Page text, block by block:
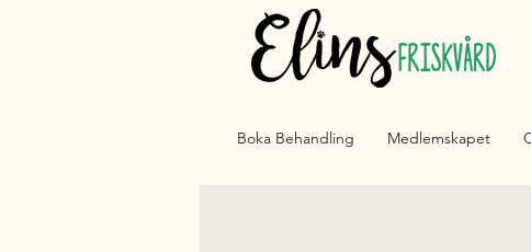
Boka Behandling Medlemskapet